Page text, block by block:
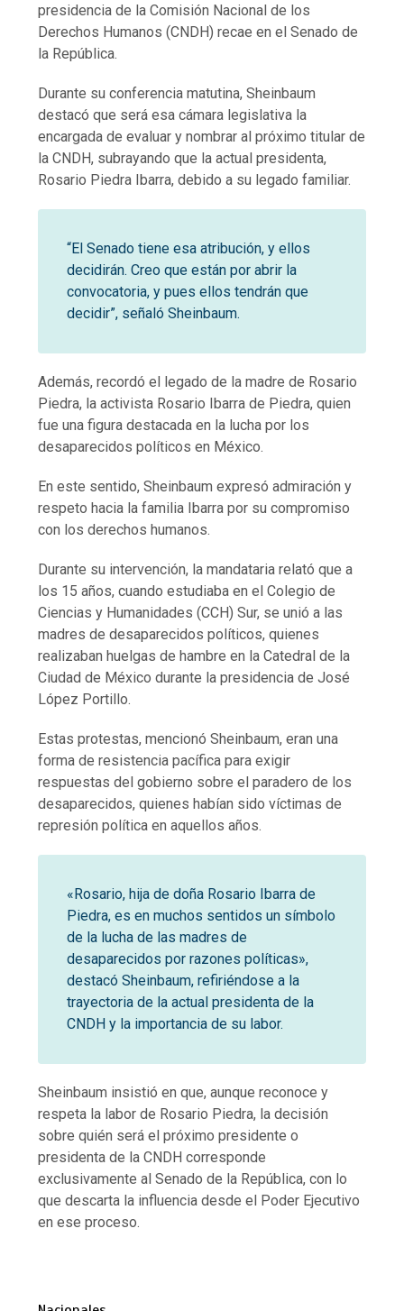
presidencia de la Comisión Nacional de los
Derechos Humanos (CNDH) recae en el Senado de
la República.
Durante su conferencia matutina, Sheinbaum
destacó que será esa cámara legislativa la
encargada de evaluar y nombrar al próximo titular de
la CNDH, subrayando que la actual presidenta,
Rosario Piedra Ibarra, debido a su legado familiar.
“El Senado tiene esa atribución, y ellos
decidirán. Creo que están por abrir la
convocatoria, y pues ellos tendrán que
decidir”, señaló Sheinbaum.
Además, recordó el legado de la madre de Rosario
Piedra, la activista Rosario Ibarra de Piedra, quien
fue una figura destacada en la lucha por los
desaparecidos políticos en México.
En este sentido, Sheinbaum expresó admiración y
respeto hacia la familia Ibarra por su compromiso
con los derechos humanos.
Durante su intervención, la mandataria relató que a
los 15 años, cuando estudiaba en el Colegio de
Ciencias y Humanidades (CCH) Sur, se unió a las
madres de desaparecidos políticos, quienes
realizaban huelgas de hambre en la Catedral de la
Ciudad de México durante la presidencia de José
López Portillo.
Estas protestas, mencionó Sheinbaum, eran una
forma de resistencia pacífica para exigir
respuestas del gobierno sobre el paradero de los
desaparecidos, quienes habían sido víctimas de
represión política en aquellos años.
«Rosario, hija de doña Rosario Ibarra de
Piedra, es en muchos sentidos un símbolo
de la lucha de las madres de
desaparecidos por razones políticas»,
destacó Sheinbaum, refiriéndose a la
trayectoria de la actual presidenta de la
CNDH y la importancia de su labor.
Sheinbaum insistió en que, aunque reconoce y
respeta la labor de Rosario Piedra, la decisión
sobre quién será el próximo presidente o
presidenta de la CNDH corresponde
exclusivamente al Senado de la República, con lo
que descarta la influencia desde el Poder Ejecutivo
en ese proceso.